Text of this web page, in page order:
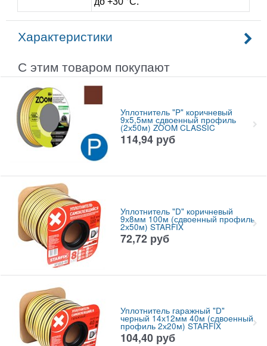
Характеристики
С этим товаром покупают
Уплотнитель "P" коричневый
9x5,5мм сдвоенный профиль
(2х50м) ZOOM CLASSIC
114,94 руб
Уплотнитель "D" коричневый
9х8мм 100м (сдвоенный профиль
2х50м) STARFIX
72,72 руб
Уплотнитель гаражный "D"
черный 14х12мм 40м (сдвоенный
профиль 2х20м) STARFIX
104,40 руб